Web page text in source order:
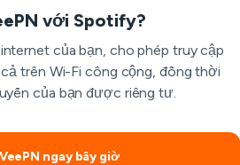
với Spotify?
của bạn, cho phép truy cập
trên Wi-Fi công cộng, đồng thời
của bạn được riêng tư.
ngay bây giờ